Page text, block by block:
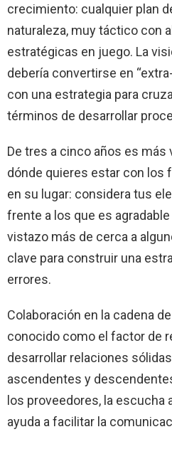
crecimiento: cualquier plan
naturaleza, muy táctico con
estratégicas en juego. La
debería convertirse en
con una estrategia para
términos de desarrollar
De tres a cinco años es más
dónde quieres estar con los
en su lugar: considera tus
frente a los que es
vistazo más de cerca a
clave para construir una
errores.
Colaboración en la cadena
conocido como el factor de
desarrollar relaciones
ascendentes y
los proveedores, la escucha
ayuda a facilitar la